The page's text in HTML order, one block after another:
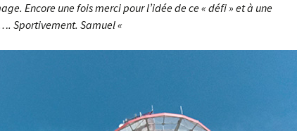
Sombernon
Encore une fois merci pour l’idée de ce « défi » et à une
Sportivement. Samuel «